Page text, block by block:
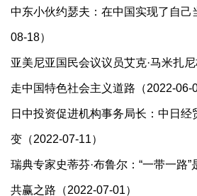
中东小伙约瑟夫：在中国实现了自己
08-18）
亚美尼亚国民会议议员艾克·马米扎
走中国特色社会主义道路（2022-06-
日中投资促进机构事务局长：中日经
变（2022-07-11）
瑞典专家史蒂芬·布鲁尔：“一带一路
共赢之路（2022-07-01）